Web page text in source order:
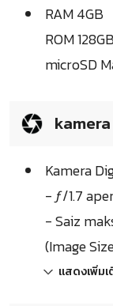
RAM 4GB
ROM 128GB
microSD
Kamera
- ƒ/1.7
- Saiz
(Image
แสดงเพิ่มเ